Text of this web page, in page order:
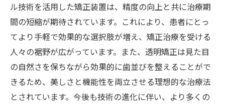
透明矯正が日常に溶け込む秘訣
生活と矯正のバランスを取るために
透明マウスピースで充実した生活を
快適な矯正生活を妙典駅ですぐに始める方法
妙典駅での矯正治療の始め方
快適な矯正生活を送るためのヒント
ル技術を活用した矯正装置は、精度の向上と共に治療期
間の短縮が期待されています。これにより、患者にとっ
てより手軽で効果的な選択肢が増え、矯正治療を受ける
人々の裾野が広がっています。また、透明矯正は見た目
の自然さを保ちながら効果的に歯並びを整えることがで
きるため、美しさと機能性を両立させる理想的な治療法
とされています。今後も技術の進化に伴い、より多くの